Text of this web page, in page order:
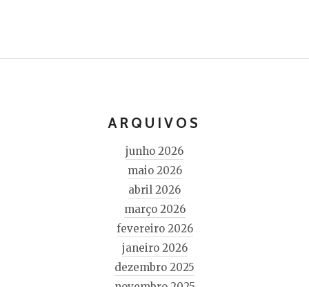
ARQUIVOS
junho 2026
maio 2026
abril 2026
março 2026
fevereiro 2026
janeiro 2026
dezembro 2025